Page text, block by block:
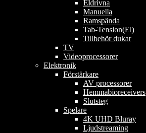
Eldrivna
Manuella
Ramspända
Tab-Tension(El)
Tillbehör dukar
TV
Videoprocessorer
Elektronik
Förstärkare
AV processorer
Hemmabioreceivers
Slutsteg
Spelare
4K UHD Bluray
Ljudstreaming